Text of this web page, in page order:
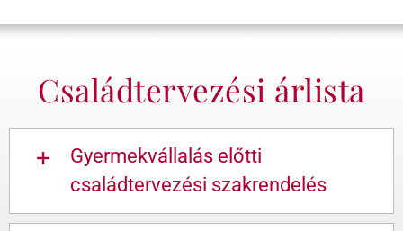
Családtervezési árlista
Gyermekvállalás előtti
családtervezési szakrendelés